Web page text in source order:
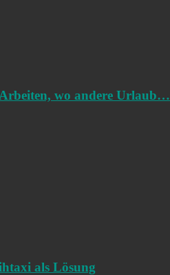
wo andere Urlaub…
als Lösung